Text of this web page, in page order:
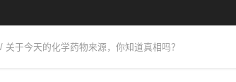
/ 关于今天的化学药物来源，你知道真相吗？